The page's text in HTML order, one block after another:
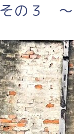
の３ ～